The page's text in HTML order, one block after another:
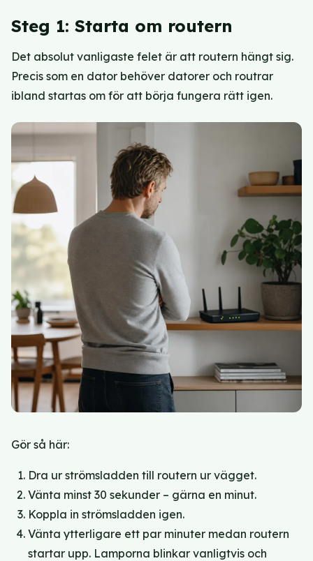
Steg 1: Starta om routern
Det absolut vanligaste felet är att routern hängt sig.
Precis som en dator behöver datorer och routrar
ibland startas om för att börja fungera rätt igen.
Gör så här:
Dra ur strömsladden till routern ur vägget.
Vänta minst 30 sekunder – gärna en minut.
Koppla in strömsladden igen.
Vänta ytterligare ett par minuter medan routern
startar upp. Lamporna blinkar vanligtvis och